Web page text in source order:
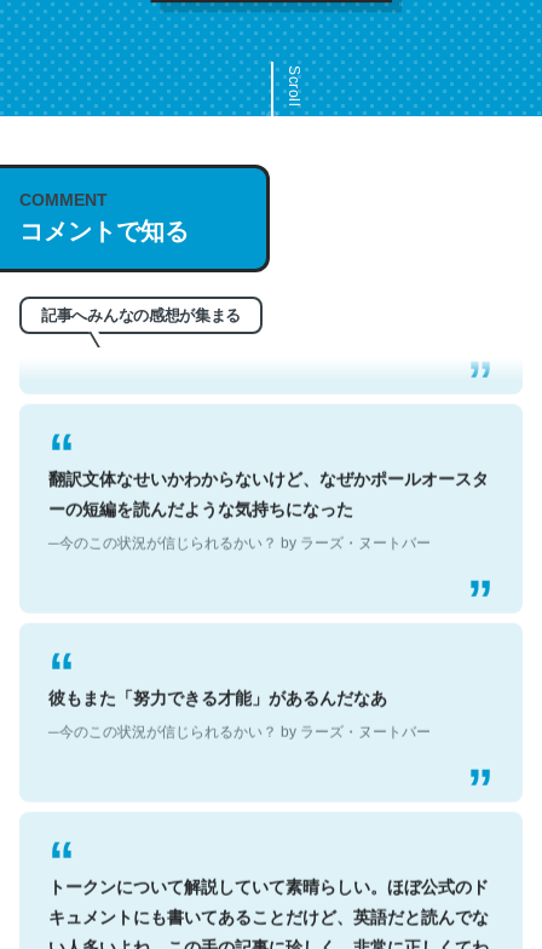
Scroll
COMMENT
コメントで知る
記事へみんなの感想が集まる
これは名文。彼はとてもクレバーなんだろうなと凄く思
う。英語少しでも読める人は原文もお勧め。自分はこの流
─今のこの状況が信じられるかい？ by ラーズ・ヌートバー
翻訳文体なせいかわからないけど、なぜかポールオースタ
ーの短編を読んだような気持ちになった
─今のこの状況が信じられるかい？ by ラーズ・ヌートバー
彼もまた「努力できる才能」があるんだなあ
─今のこの状況が信じられるかい？ by ラーズ・ヌートバー
トークンについて解説していて素晴らしい。ほぼ公式のド
キュメントにも書いてあることだけど、英語だと読んでな
い人多いよね。この手の記事に珍しく、非常に正しくてわ